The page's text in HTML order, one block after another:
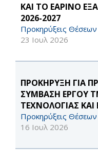
ΚΑΙ ΤΟ ΕΑΡΙΝΟ
2026-2027
Προκηρύξεις Θέσεων
23 Ιουλ 2026
ΠΡΟΚΗΡΥΞΗ ΓΙΑ
ΣΥΜΒΑΣΗ ΕΡΓΟΥ
ΤΕΧΝΟΛΟΓΙΑΣ ΚΑΙ
Προκηρύξεις Θέσεων
16 Ιουλ 2026